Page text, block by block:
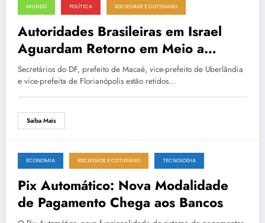
14 de junho de 2025
MUNDO POLÍTICA SOCIEDADE E COTIDIANO
Autoridades Brasileiras em Israel
Aguardam Retorno em Meio a
Conflito
Secretários do DF, prefeito de Macaé, vice-prefeito de Uberlândia
e vice-prefeita de Florianópolis estão retidos…
Saiba Mais
14 de junho de 2025
ECONOMIA SOCIEDADE E COTIDIANO TECNOLOGIA
Pix Automático: Nova Modalidade
de Pagamento Chega aos Bancos